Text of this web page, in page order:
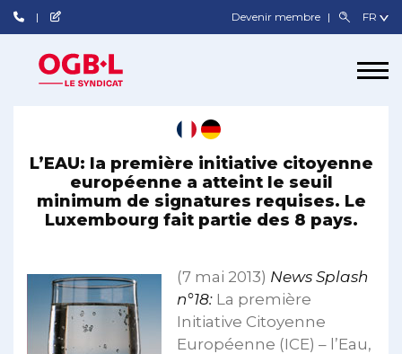
Devenir membre
L’EAU: la première initiative citoyenne
européenne a atteint le seuil
minimum de signatures requises. Le
Luxembourg fait partie des 8 pays.
(7 mai 2013) News Splash
n°18: La première
Initiative Citoyenne
Européenne (ICE) – l’Eau,